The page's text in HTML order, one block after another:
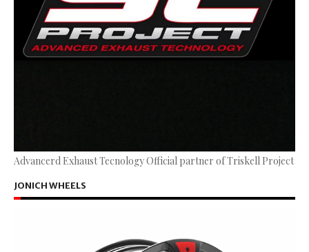
Advancerd Exhaust Tecnology Official partner of Triskell Project
JONICH WHEELS